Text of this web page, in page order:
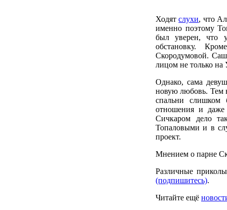
Ходятслухи, что
именно поэтому
был уверен, что
обстановку.
Скородумовой.
лицом не только на
Однако, сама
новую любовь. Тем
спальни слишком
отношения и даже
Сичкаром дело
Топаловыми и в
проект.
Мнением о парне
Различные
(подпишитесь).
Читайте ещё